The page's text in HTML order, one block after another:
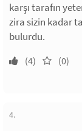
karşı tarafın
zira sizin kadar
bulurdu.
(4) (0)
4.